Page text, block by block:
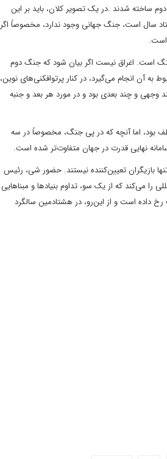
ساخته شدند .در یک تصویر کلان، باید بر این
سال است، جنگ جهانی وجود ندارد، مخصوصاً اگر
است.
است. اغراق نیست اگر بیان شود که جنگ دوم
انجام می‌گیرد، در کنار پرتوافکنی‌های نوین،
وجهی و چند بعدی بود و در مورد هر بعد و جنبه
عطف بود، اما آنچه که در پی جنگ، مخصوصاً در سه
نهایی قدرت در جهان متفاوت‌تر شده است.
بازیگران تعیین‌کننده نیستند. حضور شی، رئیس
را می‌کند که از یک سو، تداوم بنیادها و مبناهایی
داده است و از این‌رو، در هشتادمین سالگرد